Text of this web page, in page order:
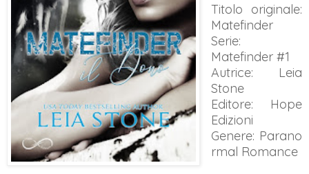
Titolo originale:
Matefinder
Serie:
Matefinder #1
Autrice: Leia
Stone
Editore: Hope
Edizioni
Genere: Parano
rmal Romance